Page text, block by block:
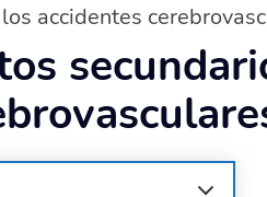
accidentes